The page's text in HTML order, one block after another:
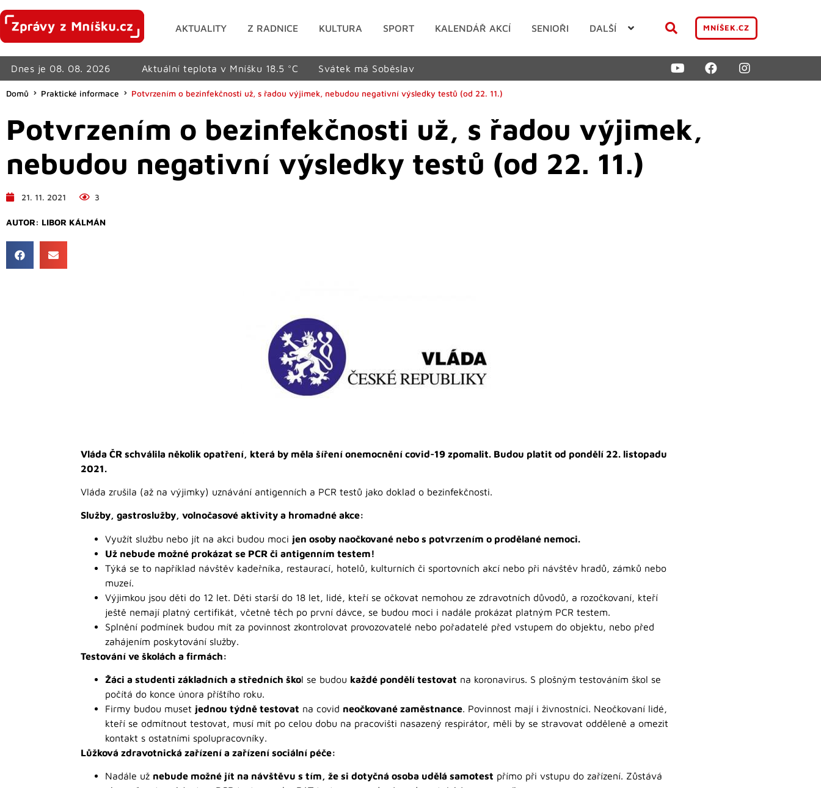
AKTUALITY Z RADNICE KULTURA SPORT KALENDÁŘ AKCÍ SENIOŘI DALŠÍ MNÍŠEK.CZ
Dnes je 08. 08. 2026 Aktuální teplota v Mníšku 18.5 °C Svátek má Soběslav
Domů Praktické informace Potvrzením o bezinfekčnosti už, s řadou výjimek, nebudou negativní výsledky testů (od 22. 11.)
Potvrzením o bezinfekčnosti už, s řadou výjimek,
nebudou negativní výsledky testů (od 22. 11.)
21. 11. 2021 3
AUTOR: LIBOR KÁLMÁN
Vláda ČR schválila několik opatření, která by měla šíření onemocnění covid-19 zpomalit. Budou platit od pondělí 22. listopadu
2021.
Vláda zrušila (až na výjimky) uznávání antigenních a PCR testů jako doklad o bezinfekčnosti.
Služby, gastroslužby, volnočasové aktivity a hromadné akce:
Využít službu nebo jít na akci budou moci jen osoby naočkované nebo s potvrzením o prodělané nemoci.
Už nebude možné prokázat se PCR či antigenním testem!
Týká se to například návštěv kadeřníka, restaurací, hotelů, kulturních či sportovních akcí nebo při návštěv hradů, zámků nebo
muzeí.
Výjimkou jsou děti do 12 let. Děti starší do 18 let, lidé, kteří se očkovat nemohou ze zdravotních důvodů, a rozočkovaní, kteří
ještě nemají platný certifikát, včetně těch po první dávce, se budou moci i nadále prokázat platným PCR testem.
Splnění podmínek budou mít za povinnost zkontrolovat provozovatelé nebo pořadatelé před vstupem do objektu, nebo před
zahájením poskytování služby.
Testování ve školách a firmách:
Žáci a studenti základních a středních škol se budou každé pondělí testovat na koronavirus. S plošným testováním škol se
počítá do konce února příštího roku.
Firmy budou muset jednou týdně testovat na covid neočkované zaměstnance. Povinnost mají i živnostníci. Neočkovaní lidé,
kteří se odmítnout testovat, musí mít po celou dobu na pracovišti nasazený respirátor, měli by se stravovat odděleně a omezit
kontakt s ostatními spolupracovníky.
Lůžková zdravotnická zařízení a zařízení sociální péče:
Nadále už nebude možné jít na návštěvu s tím, že si dotyčná osoba udělá samotest přímo při vstupu do zařízení. Zůstává